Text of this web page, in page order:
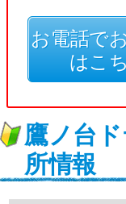
お電話で
はこ
鷹ノ台
所情報